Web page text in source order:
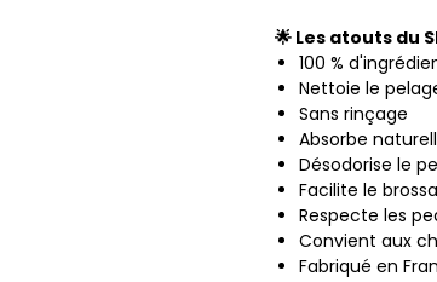
🌟 Les atouts du
100 %
Nettoie le
Sans rinçage
Absorbe
Désodorise le
Facilite le
Respecte les
Convient aux
Fabriqué en